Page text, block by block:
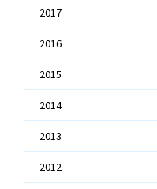
2017
2016
2015
2014
2013
2012